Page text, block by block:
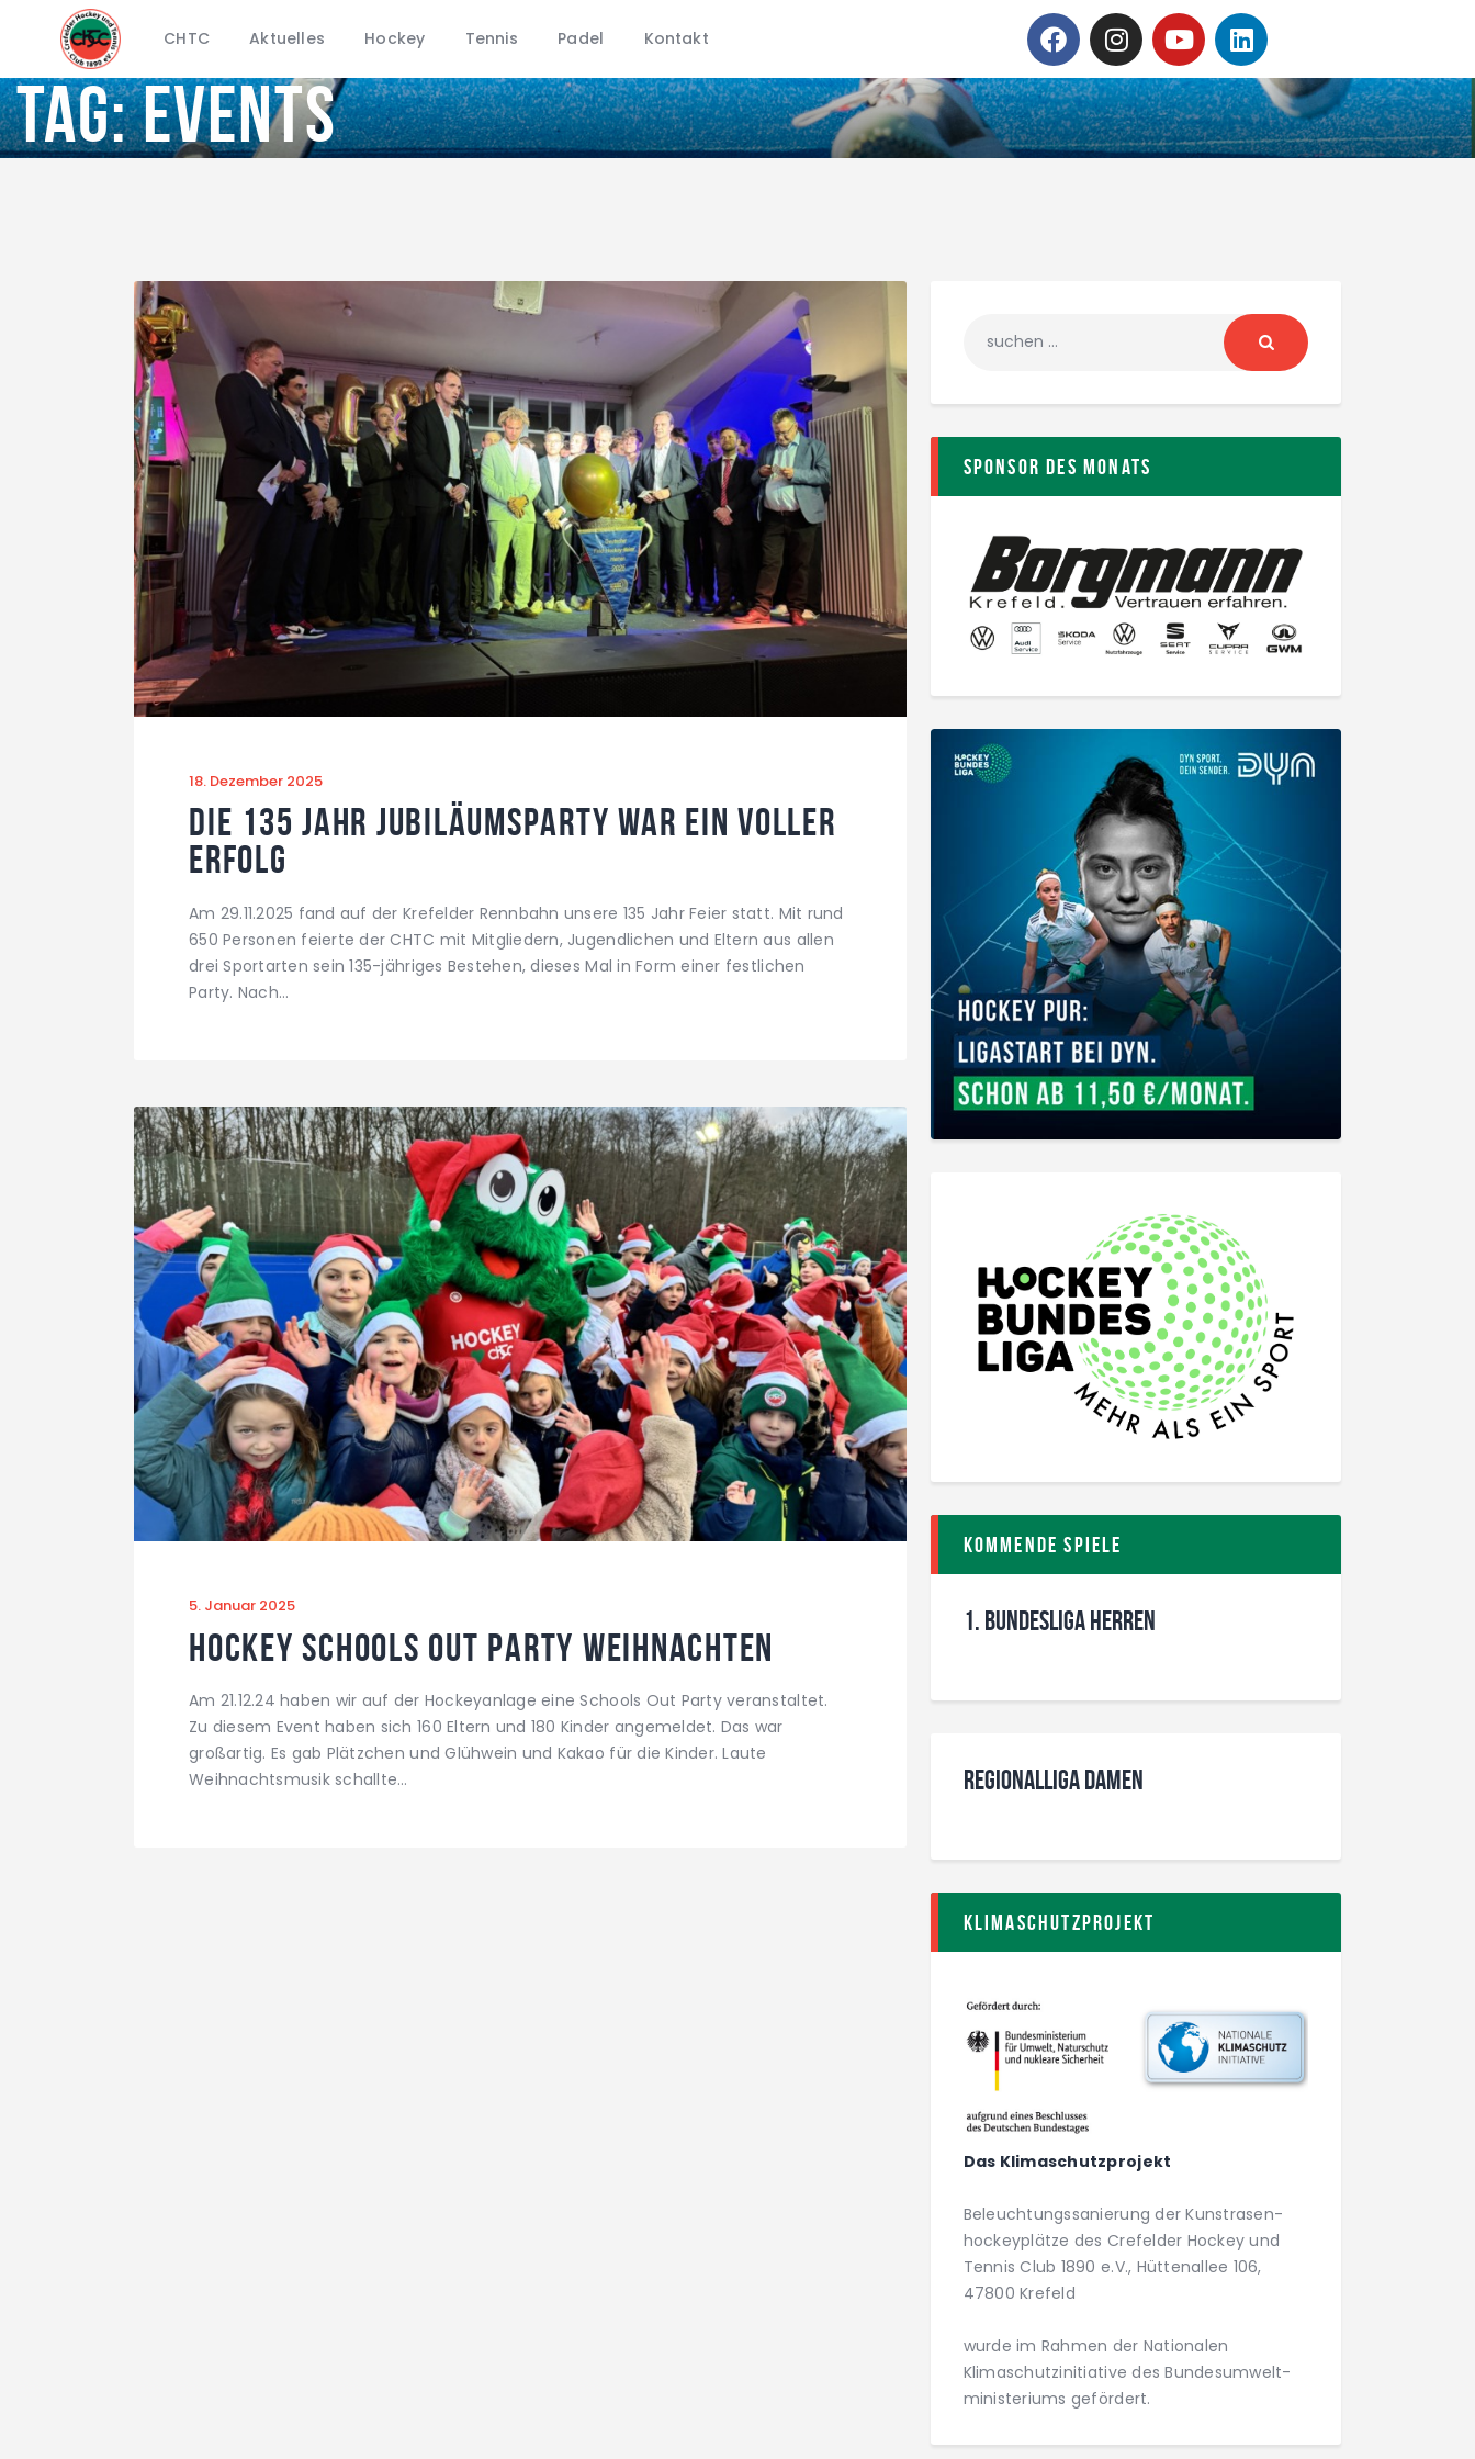
CHTC Aktuelles Hockey Tennis Padel Kontakt
Tag: events
Hockey
Tennis
Padel
18. Dezember 2025
Die 135 Jahr Jubiläumsparty war ein voller
Erfolg
Am 29.11.2025 fand auf der Krefelder Rennbahn unsere 135 Jahr Feier statt. Mit rund
650 Personen feierte der CHTC mit Mitgliedern, Jugendlichen und Eltern aus allen
drei Sportarten sein 135-jähriges Bestehen, dieses Mal in Form einer festlichen
Party. Nach…
5. Januar 2025
Hockey Schools Out Party Weihnachten
Am 21.12.24 haben wir auf der Hockeyanlage eine Schools Out Party veranstaltet.
Zu diesem Event haben sich 160 Eltern und 180 Kinder angemeldet. Das war
großartig. Es gab Plätzchen und Glühwein und Kakao für die Kinder. Laute
Weihnachtsmusik schallte…
Sponsor des Monats
Kommende Spiele
1. Bundesliga Herren
Regionalliga Damen
Klimaschutzprojekt
Das Klimaschutzprojekt
Beleuchtungs­­sanierung der Kunstrasen­­
hockey­plätze des Crefelder Hockey und
Tennis Club 1890 e.V., Hüttenallee 106,
47800 Krefeld
wurde im Rahmen der Nationalen
Klimaschutz­initiative des Bundesumwelt­
ministeriums gefördert.